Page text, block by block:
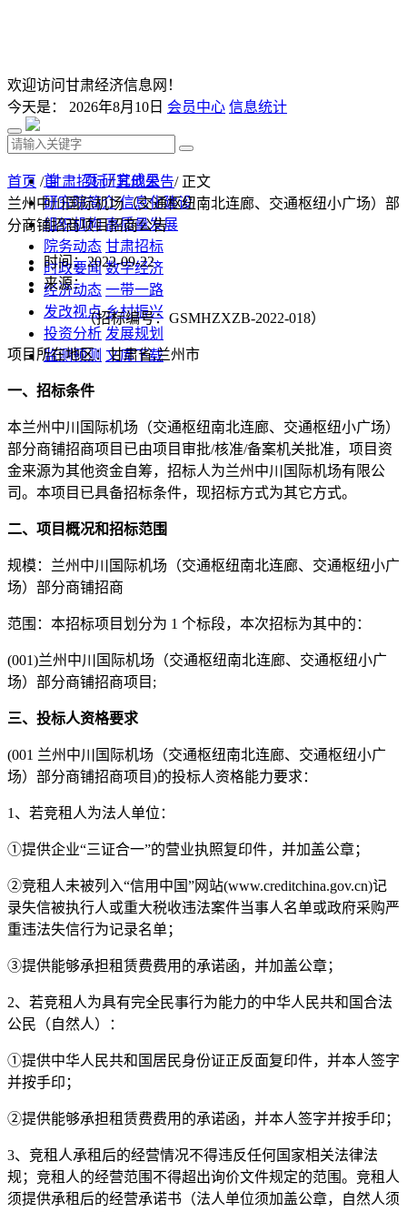
欢迎访问甘肃经济信息网！
今天是： 2026年8月10日 会员中心 信息统计
首 页 研究成果
研究院简介 信息化建设
组织机构 高质量发展
院务动态 甘肃招标
时政要闻 数字经济
经济动态 一带一路
发改视点 乡村振兴
投资分析 发展规划
监测预测 文库下载
首页 /甘肃招标/其他公告/ 正文
兰州中川国际机场（交通枢纽南北连廊、交通枢纽小广场）部
分商铺招商项目招商公告
时间：2022-09-22
来源：
（招标编号： GSMHZXZB-2022-018）
项目所在地区：甘肃省,兰州市
一、招标条件
本兰州中川国际机场（交通枢纽南北连廊、交通枢纽小广场）
部分商铺招商项目 已由项目审批/核准/备案机关批准，项目资
金来源为其他资金自筹， 招标人为兰州中川国际机场有限公
司。本项目已具备招标条件，现招标方式为其它方式。
二、项目概况和招标范围
规模： 兰州中川国际机场（交通枢纽南北连廊、交通枢纽小广
场）部分商铺招商
范围：本招标项目划分为 1 个标段，本次招标为其中的：
(001)兰州中川国际机场（交通枢纽南北连廊、交通枢纽小广
场）部分商铺招商项目;
三、投标人资格要求
(001 兰州中川国际机场（交通枢纽南北连廊、交通枢纽小广
场）部分商铺招商项目)的投标人资格能力要求：
1、若竞租人为法人单位：
①提供企业“三证合一”的营业执照复印件，并加盖公章；
②竞租人未被列入“信用中国”网站(www.creditchina.gov.cn)记
录失信被执行人或重大税收违法案件当事人名单或政府采购严
重违法失信行为记录名单；
③提供能够承担租赁费费用的承诺函，并加盖公章；
2、若竞租人为具有完全民事行为能力的中华人民共和国合法
公民（自然人）：
①提供中华人民共和国居民身份证正反面复印件，并本人签字
并按手印；
②提供能够承担租赁费费用的承诺函，并本人签字并按手印；
3、竞租人承租后的经营情况不得违反任何国家相关法律法
规；竞租人的经营范围不得超出询价文件规定的范围。竞租人
须提供承租后的经营承诺书（法人单位须加盖公章，自然人须